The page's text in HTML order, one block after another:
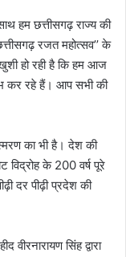
हम छत्तीसगढ़ राज्य की
रजत महोत्सव’’ के
हो रही है कि हम आज
कर रहे हैं। आप सभी की
का भी है। देश की
विद्रोह के 200 वर्ष पूरे
दर पीढ़ी प्रदेश की
सिंह द्वारा